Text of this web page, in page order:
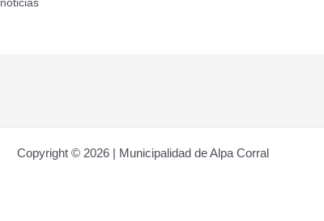
noticias
Copyright © 2026 | Municipalidad de Alpa Corral